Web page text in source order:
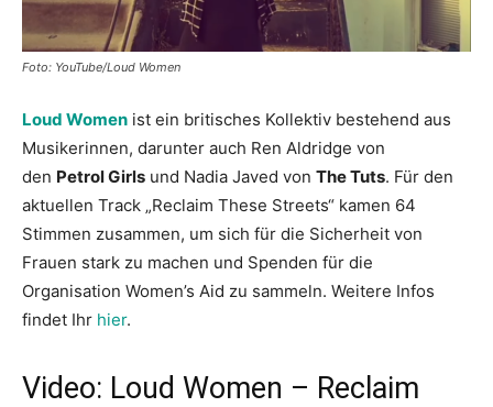
Foto: YouTube/Loud Women
Loud Women ist ein britisches Kollektiv bestehend aus
Musikerinnen, darunter auch Ren Aldridge von
den Petrol Girls und Nadia Javed von The Tuts. Für den
aktuellen Track „Reclaim These Streets“ kamen 64
Stimmen zusammen, um sich für die Sicherheit von
Frauen stark zu machen und Spenden für die
Organisation Women’s Aid zu sammeln. Weitere Infos
findet Ihr hier.
Video: Loud Women – Reclaim